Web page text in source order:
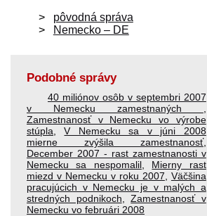
pôvodná správa
Nemecko – DE
Podobné správy
40 miliónov osôb v septembri 2007
v Nemecku zamestnaných
Zamestnanosť v Nemecku vo výrobe
stúpla ,V Nemecku sa v júni 2008
mierne zvýšila zamestnanosť,
December 2007 - rast zamestnanosti v
Nemecku sa nespomalil, Mierny rast
miezd v Nemecku v roku 2007
Väčšina
pracujúcich v Nemecku je v malých a
stredných podnikoch ,Zamestnanosť v
Nemecku vo februári 2008